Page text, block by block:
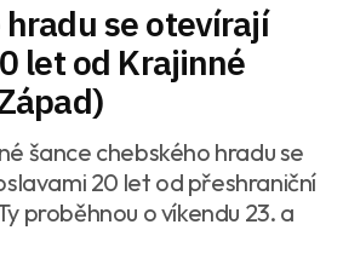
hradu se otevírají
let od Krajinné
šance chebského hradu se
20 let od přeshraniční
proběhnou o víkendu 23. a